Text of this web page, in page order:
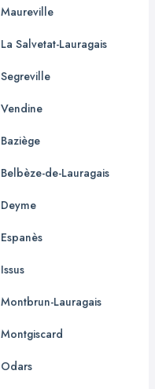
Maureville
La Salvetat-Lauragais
Segreville
Vendine
Baziège
Belbèze-de-Lauragais
Deyme
Espanès
Issus
Montbrun-Lauragais
Montgiscard
Odars